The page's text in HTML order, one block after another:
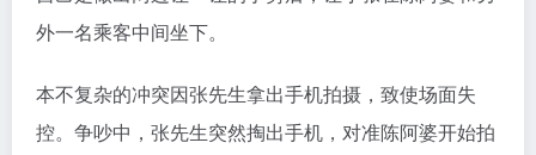
外一名乘客中间坐下。
本不复杂的冲突因张先生拿出手机拍摄，致使场面失
控。争吵中，张先生突然掏出手机，对准陈阿婆开始拍